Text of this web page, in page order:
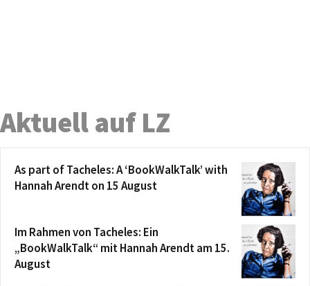
Aktuell auf LZ
As part of Tacheles: A ‘BookWalkTalk’ with
Hannah Arendt on 15 August
Im Rahmen von Tacheles: Ein
„BookWalkTalk“ mit Hannah Arendt am 15.
August